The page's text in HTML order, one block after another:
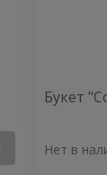
Букет
Нет в